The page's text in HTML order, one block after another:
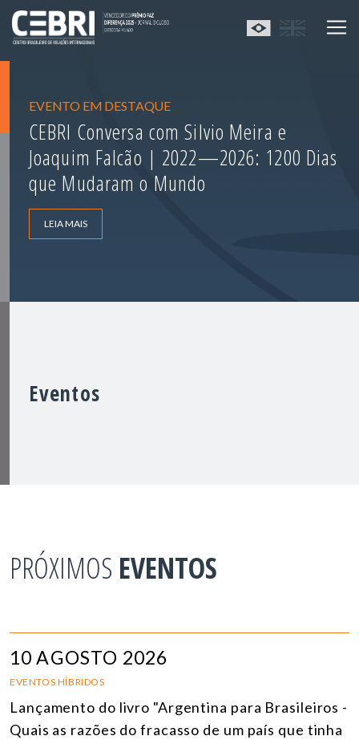
EVENTO EM DESTAQUE
CEBRI Conversa com Silvio Meira e
Joaquim Falcão | 2022—2026: 1200 Dias
que Mudaram o Mundo
LEIA MAIS
Eventos
PRÓXIMOS EVENTOS
10 AGOSTO 2026
EVENTOS HÍBRIDOS
Lançamento do livro "Argentina para Brasileiros -
Quais as razões do fracasso de um país que tinha